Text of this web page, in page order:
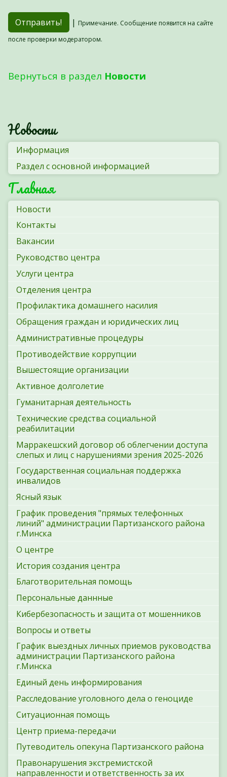
| Примечание. Сообщение появится на сайте
после проверки модератором.
Вернуться в раздел Новости
Новости
Информация
Раздел с основной информацией
Главная
Новости
Контакты
Вакансии
Руководство центра
Услуги центра
Отделения центра
Профилактика домашнего насилия
Обращения граждан и юридических лиц
Административные процедуры
Противодействие коррупции
Вышестоящие организации
Активное долголетие
Гуманитарная деятельность
Технические средства социальной
реабилитации
Марракешский договор об облегчении доступа
слепых и лиц с нарушениями зрения 2025-2026
Государственная социальная поддержка
инвалидов
Ясный язык
График проведения "прямых телефонных
линий" администрации Партизанского района
г.Минска
О центре
История создания центра
Благотворительная помощь
Персональные даннные
Кибербезопасность и защита от мошенников
Вопросы и ответы
График выездных личных приемов руководства
администрации Партизанского района
г.Минска
Единый день информирования
Расследование уголовного дела о геноциде
Ситуационная помощь
Центр приема-передачи
Путеводитель опекуна Партизанского района
Правонарушения экстремистской
направленности и ответственность за их